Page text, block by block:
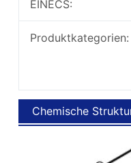
EINECS:
Produktkategorien:
Chemische